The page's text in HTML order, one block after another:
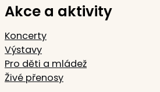
Akce a aktivity
Koncerty
Výstavy
Pro děti a mládež
Živé přenosy